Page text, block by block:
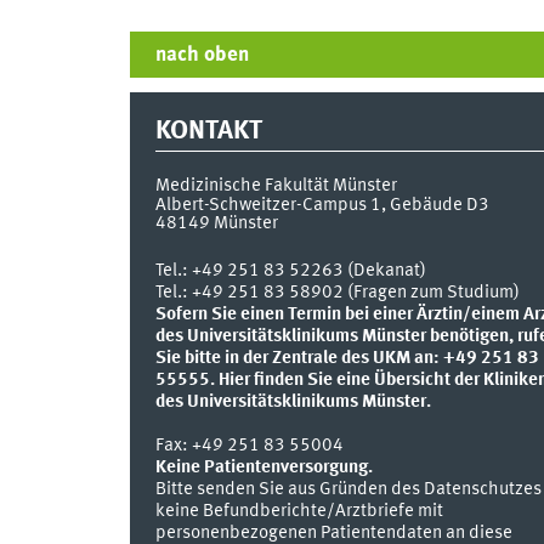
nach oben
KONTAKT
Medizinische Fakultät Münster
Albert-Schweitzer-Campus 1, Gebäude D3
48149 Münster
Tel.: +49 251 83 52263 (Dekanat)
Tel.: +49 251 83 58902 (Fragen zum Studium)
Sofern Sie einen Termin bei einer Ärztin/einem
des Universitätsklinikums Münster benötigen,
Sie bitte in der Zentrale des UKM an: +49 251 83
55555. Hier finden Sie eine Übersicht der
des Universitätsklinikums Münster.
Fax: +49 251 83 55004
Keine Patientenversorgung.
Bitte senden Sie aus Gründen des Datenschutzes
keine Befundberichte/Arztbriefe mit
personenbezogenen Patientendaten an diese